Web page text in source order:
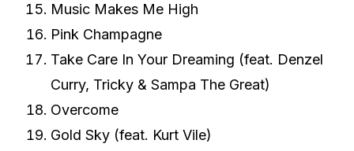
Music Makes Me High
Pink Champagne
Take Care In Your Dreaming (feat. Denzel
Curry, Tricky & Sampa The Great)
Overcome
Gold Sky (feat. Kurt Vile)